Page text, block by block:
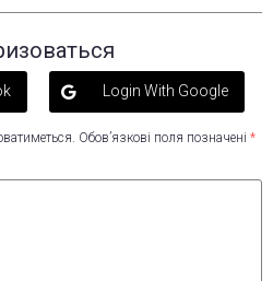
Login With Google
Обов’язкові поля позначені *